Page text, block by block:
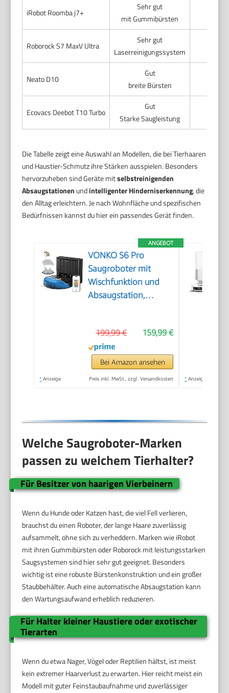
iRobot Roomba j7+
Sehr gut
mit Gummibürsten
Roborock S7 MaxV Ultra
Sehr gut
Laserreinigungssystem
Neato D10
Gut
breite Bürsten
Ecovacs Deebot T10 Turbo
Gut
Starke Saugleistung
Die Tabelle zeigt eine Auswahl an Modellen, die bei Tierhaaren
und Haustier-Schmutz ihre Stärken ausspielen. Besonders
hervorzuheben sind Geräte mitselbstreinigenden
Absaugstationen undintelligenter Hinderniserkennung, die
den Alltag erleichtern. Je nach Wohnfläche und spezifischen
Bedürfnissen kannst du hier ein passendes Gerät finden.
ANGEBOT
VONKO S6 Pro
Saugroboter mit
Wischfunktion und
Absaugstation,
Laser Navigation,180
für Tierhaare,
Hartböden,Schwarz
159,99 €
199,99 €
Bei Amazon ansehen
* Anzeige Preis inkl. MwSt., zzgl. Versandkosten * Anzeige
Welche Saugroboter-Marken
passen zu welchem Tierhalter?
Für Besitzer von haarigen Vierbeinern
Wenn du Hunde oder Katzen hast, die viel Fell verlieren,
brauchst du einen Roboter, der lange Haare zuverlässig
aufsammelt, ohne sich zu verheddern. Marken wie iRobot
mit ihren Gummibürsten oder Roborock mit leistungsstarken
Saugsystemen sind hier sehr gut geeignet. Besonders
wichtig ist eine robuste Bürstenkonstruktion und ein großer
Staubbehälter. Auch eine automatische Absaugstation kann
den Wartungsaufwand erheblich reduzieren.
Für Halter kleiner Haustiere oder exotischer
Tierarten
Wenn du etwa Nager, Vögel oder Reptilien hältst, ist meist
kein extremer Haarverlust zu erwarten. Hier reicht meist ein
Modell mit guter Feinstaubaufnahme und zuverlässiger